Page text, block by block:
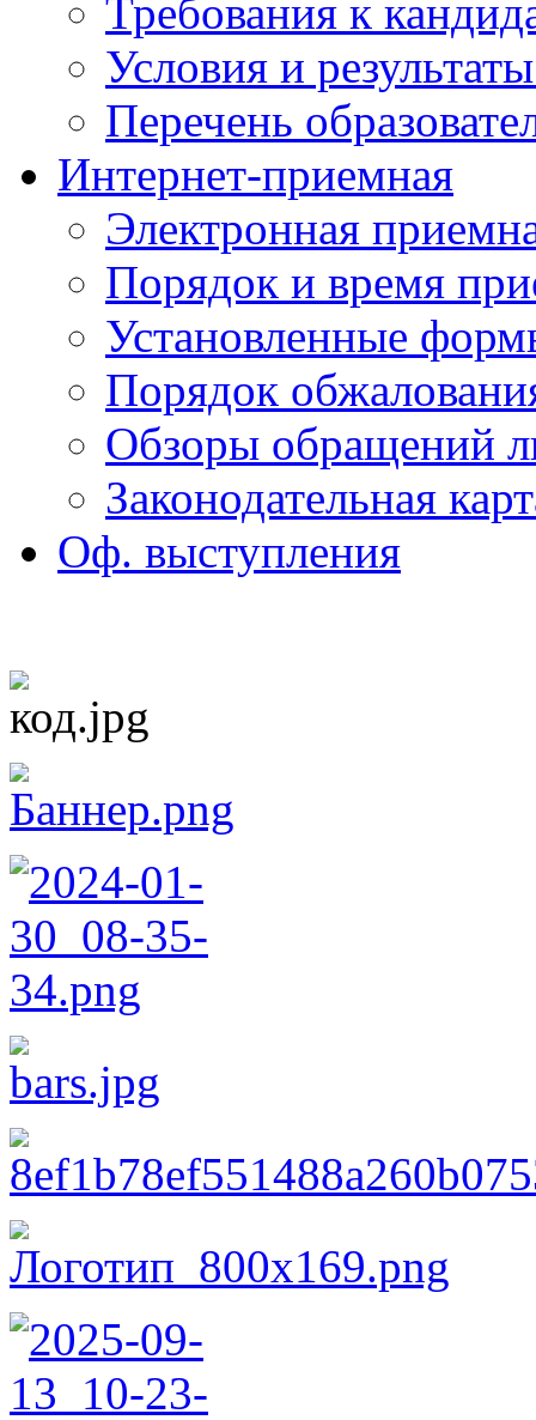
Требования к
Условия и
Перечень
Интернет-приемная
Электронная
Порядок и время
Установленные
Порядок
Обзоры обращений
Законодательная
Оф. выступления